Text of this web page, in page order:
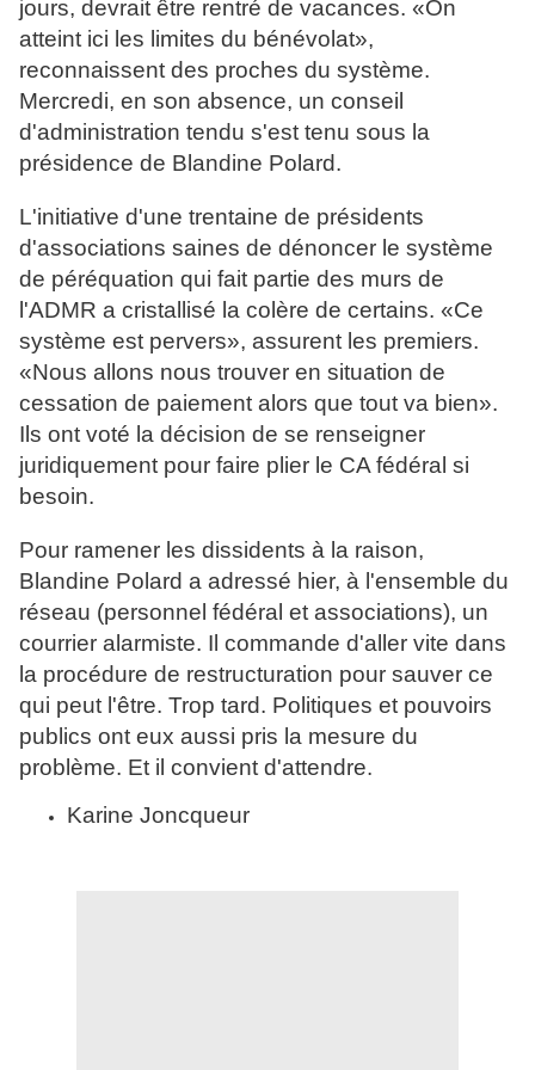
jours, devrait être rentré de vacances. «On
atteint ici les limites du bénévolat»,
reconnaissent des proches du système.
Mercredi, en son absence, un conseil
d'administration tendu s'est tenu sous la
présidence de Blandine Polard.
L'initiative d'une trentaine de présidents
d'associations saines de dénoncer le système
de péréquation qui fait partie des murs de
l'ADMR a cristallisé la colère de certains. «Ce
système est pervers», assurent les premiers.
«Nous allons nous trouver en situation de
cessation de paiement alors que tout va bien».
Ils ont voté la décision de se renseigner
juridiquement pour faire plier le CA fédéral si
besoin.
Pour ramener les dissidents à la raison,
Blandine Polard a adressé hier, à l'ensemble du
réseau (personnel fédéral et associations), un
courrier alarmiste. Il commande d'aller vite dans
la procédure de restructuration pour sauver ce
qui peut l'être. Trop tard. Politiques et pouvoirs
publics ont eux aussi pris la mesure du
problème. Et il convient d'attendre.
Karine Joncqueur